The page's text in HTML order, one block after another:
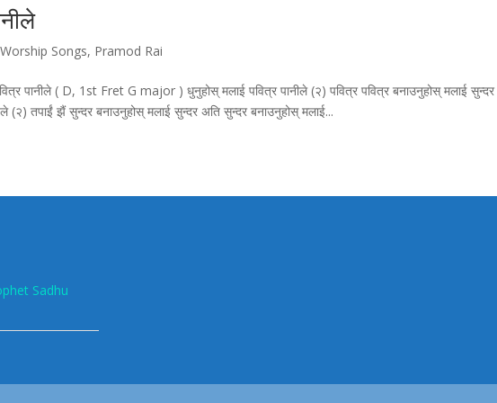
Songs, Pramod Rai
पानीले ( D, 1st Fret G major ) धुनुहोस्‌ मलाई पवित्र पानीले (२) पवित्र पवित्र बनाउनुहोस्‌ मलाई
(२) तपाईं झैं सुन्दर बनाउनुहोस्‌ मलाई सुन्दर अति सुन्दर बनाउनुहोस्‌ मलाई...
Sadhu